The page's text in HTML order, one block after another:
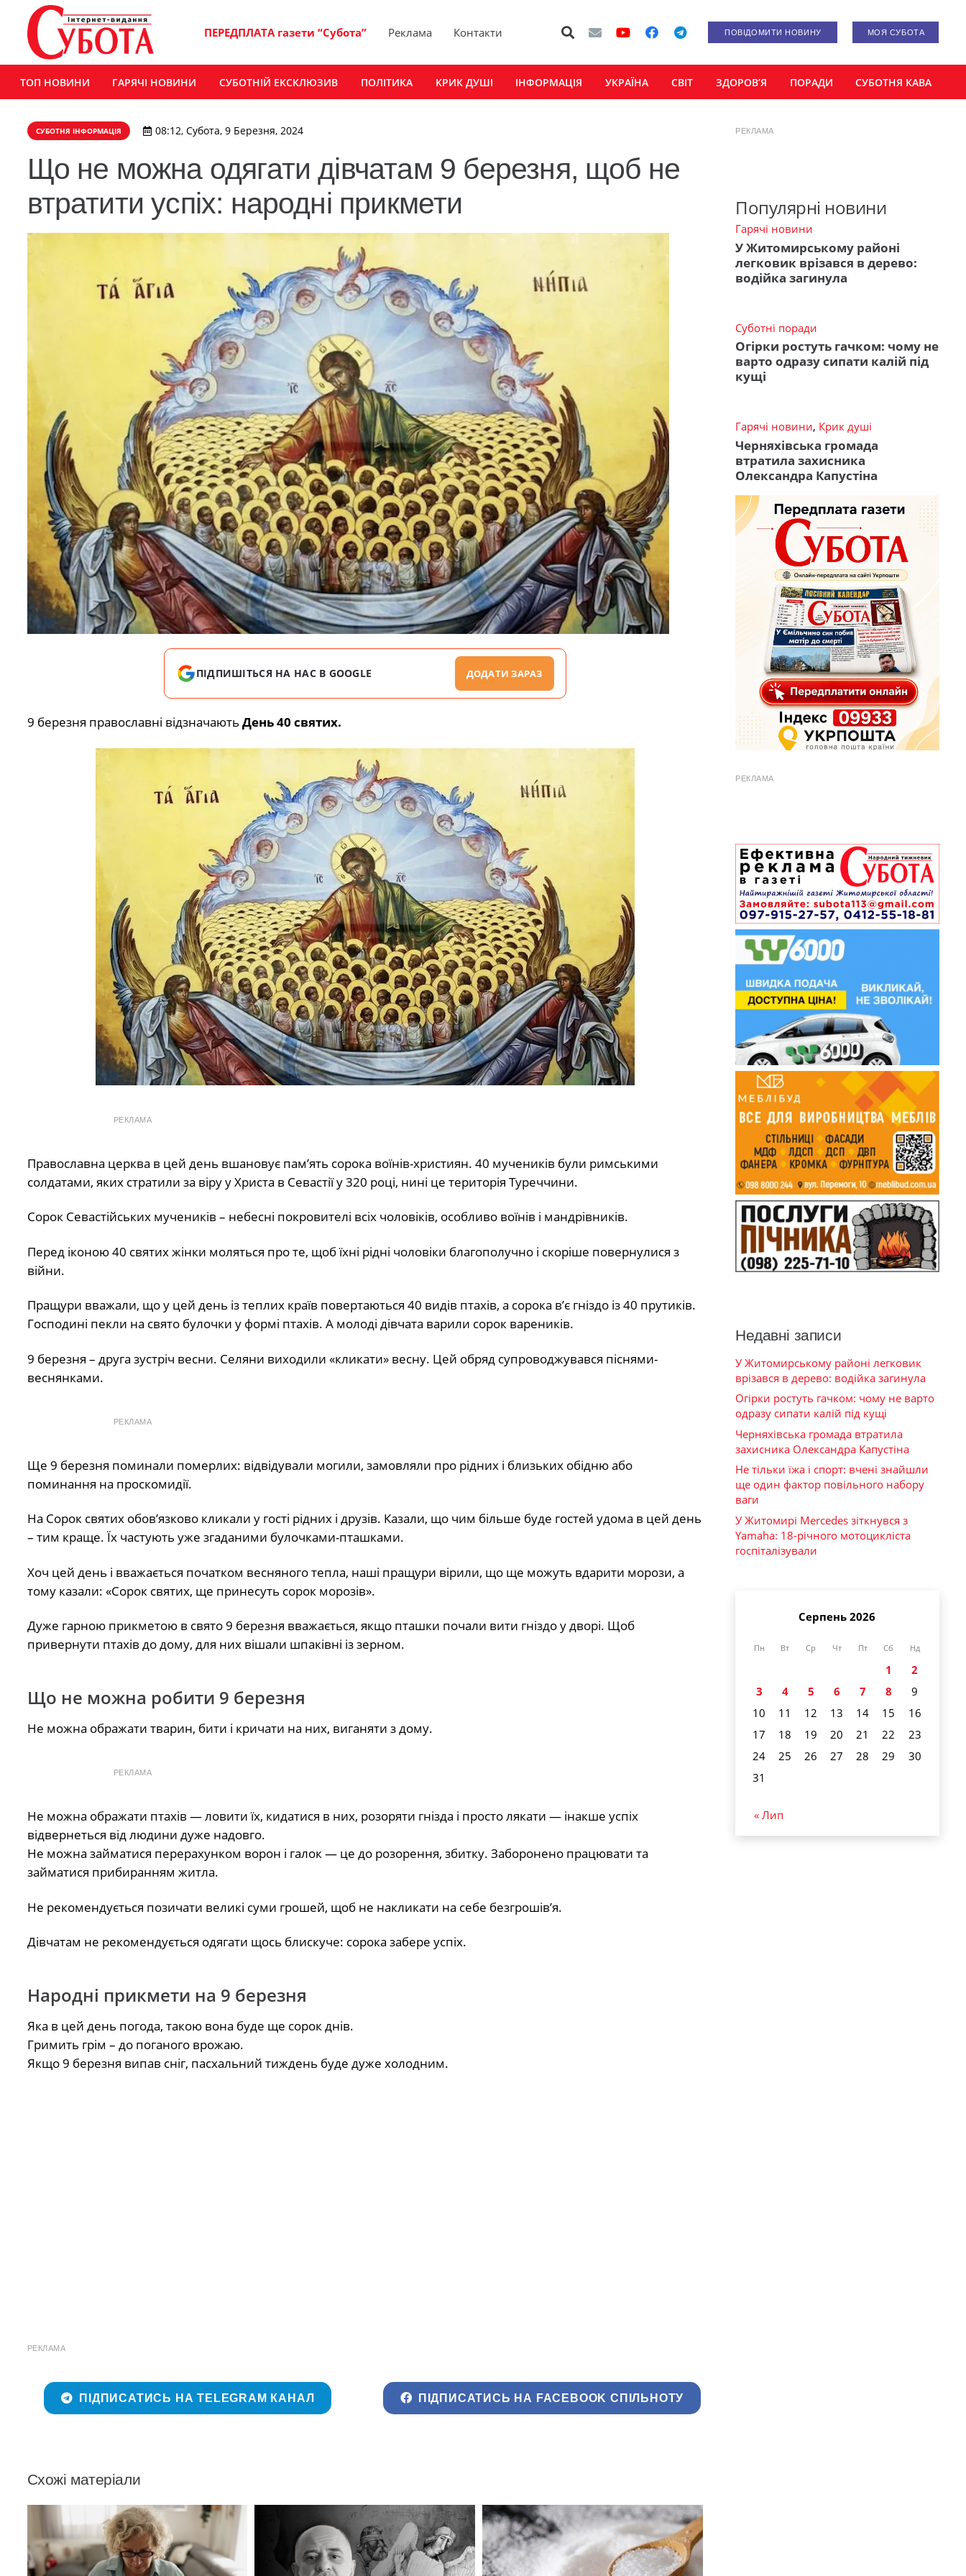
ПЕРЕДПЛАТА газети “Субота” Реклама Контакти ПОВІДОМИТИ НОВИНУ МОЯ СУБОТА
ТОП НОВИНИ ГАРЯЧІ НОВИНИ СУБОТНІЙ ЕКСКЛЮЗИВ ПОЛІТИКА КРИК ДУШІ ІНФОРМАЦІЯ УКРАЇНА СВІТ ЗДОРОВ’Я ПОРАДИ СУБОТНЯ КАВА
СУБОТНЯ ІНФОРМАЦІЯ 08:12, Субота, 9 Березня, 2024
Що не можна одягати дівчатам 9 березня, щоб не
втратити успіх: народні прикмети
ПІДПИШІТЬСЯ НА НАС В GOOGLE ДОДАТИ ЗАРАЗ
9 березня православні відзначають День 40 святих.
РЕКЛАМА
Православна церква в цей день вшановує пам’ять сорока воїнів-християн. 40 мучеників були римськими
солдатами, яких стратили за віру у Христа в Севастії у 320 році, нині це територія Туреччини.
Сорок Севастійських мучеників – небесні покровителі всіх чоловіків, особливо воїнів і мандрівників.
Перед іконою 40 святих жінки моляться про те, щоб їхні рідні чоловіки благополучно і скоріше повернулися з
війни.
Пращури вважали, що у цей день із теплих країв повертаються 40 видів птахів, а сорока в’є гніздо із 40 прутиків.
Господині пекли на свято булочки у формі птахів. А молоді дівчата варили сорок вареників.
9 березня – друга зустріч весни. Селяни виходили «кликати» весну. Цей обряд супроводжувався піснями-
веснянками.
РЕКЛАМА
Ще 9 березня поминали померлих: відвідували могили, замовляли про рідних і близьких обідню або
поминання на проскомидії.
На Сорок святих обов’язково кликали у гості рідних і друзів. Казали, що чим більше буде гостей удома в цей день
– тим краще. Їх частують уже згаданими булочками-пташками.
Хоч цей день і вважається початком весняного тепла, наші пращури вірили, що ще можуть вдарити морози, а
тому казали: «Сорок святих, ще принесуть сорок морозів».
Дуже гарною прикметою в свято 9 березня вважається, якщо пташки почали вити гніздо у дворі. Щоб
привернути птахів до дому, для них вішали шпаківні із зерном.
Що не можна робити 9 березня
Не можна ображати тварин, бити і кричати на них, виганяти з дому.
РЕКЛАМА
Не можна ображати птахів — ловити їх, кидатися в них, розоряти гнізда і просто лякати — інакше успіх
відвернеться від людини дуже надовго.
Не можна займатися перерахунком ворон і галок — це до розорення, збитку. Заборонено працювати та
займатися прибиранням житла.
Не рекомендується позичати великі суми грошей, щоб не накликати на себе безгрошів’я.
Дівчатам не рекомендується одягати щось блискуче: сорока забере успіх.
Народні прикмети на 9 березня
Яка в цей день погода, такою вона буде ще сорок днів.
Гримить грім – до поганого врожаю.
Якщо 9 березня випав сніг, пасхальний тиждень буде дуже холодним.
РЕКЛАМА
ПІДПИСАТИСЬ НА TELEGRAM КАНАЛ ПІДПИСАТИСЬ НА FACEBOOK СПІЛЬНОТУ
Схожі матеріали
РЕКЛАМА
Популярні новини
Гарячі новини
У Житомирському районі
легковик врізався в дерево:
водійка загинула
Суботні поради
Огірки ростуть гачком: чому не
варто одразу сипати калій під
кущі
Гарячі новини, Крик душі
Черняхівська громада
втратила захисника
Олександра Капустіна
РЕКЛАМА
Недавні записи
У Житомирському районі легковик
врізався в дерево: водійка загинула
Огірки ростуть гачком: чому не варто
одразу сипати калій під кущі
Черняхівська громада втратила
захисника Олександра Капустіна
Не тільки їжа і спорт: вчені знайшли
ще один фактор повільного набору
ваги
У Житомирі Mercedes зіткнувся з
Yamaha: 18-річного мотоцикліста
госпіталізували
Серпень 2026
Пн Вт Ср Чт Пт Сб Нд
1
2
3
4 5 6 7 8
9
10
11 12 13 14 15
16
17
18 19 20 21 22
23
24
25 26 27 28 29
30
31
« Лип